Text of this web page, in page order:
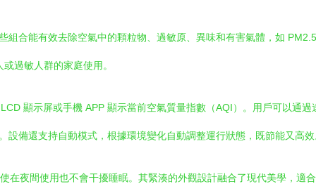
合能有效去除空氣中的顆粒物、過敏原、異味和有害氣體，如
過敏人群的家庭使用。
顯示屏或手機 APP 顯示當前空氣質量指數（AQI）。用戶可以通過
備還支持自動模式，根據環境變化自動調整運行狀態，既節能又高效
夜間使用也不會干擾睡眠。其緊湊的外觀設計融合了現代美學，適